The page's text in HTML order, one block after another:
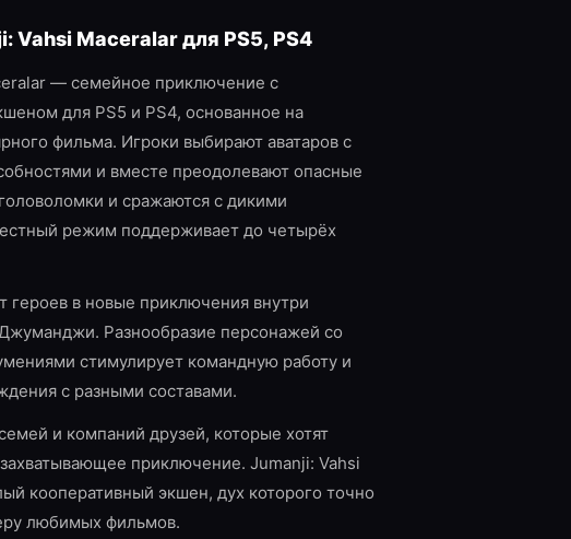
Vahsi Maceralarдля PS5, PS4
— семейное приключение с
для PS5 и PS4, основанное на
фильма. Игроки выбирают аватаров с
и вместе преодолевают опасные
и сражаются с дикими
режим поддерживает до четырёх
героев в новые приключения внутри
Разнообразие персонажей со
стимулирует командную работу и
с разными составами.
и компаний друзей, которые хотят
приключение. Jumanji: Vahsi
кооперативный экшен, дух которого точно
любимых фильмов.